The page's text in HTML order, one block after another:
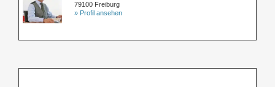
79100 Freiburg
» Profil ansehen